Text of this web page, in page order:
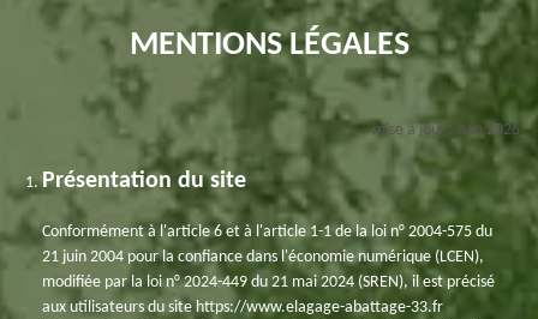
MENTIONS LÉGALES
mise à jour : Juin 2026
Présentation du site
Conformément à l'article 6 et à l'article 1-1 de la loi n° 2004-575 du
21 juin 2004 pour la confiance dans l'économie numérique (LCEN),
modifiée par la loi n° 2024-449 du 21 mai 2024 (SREN), il est précisé
aux utilisateurs du site https://www.elagage-abattage-33.fr